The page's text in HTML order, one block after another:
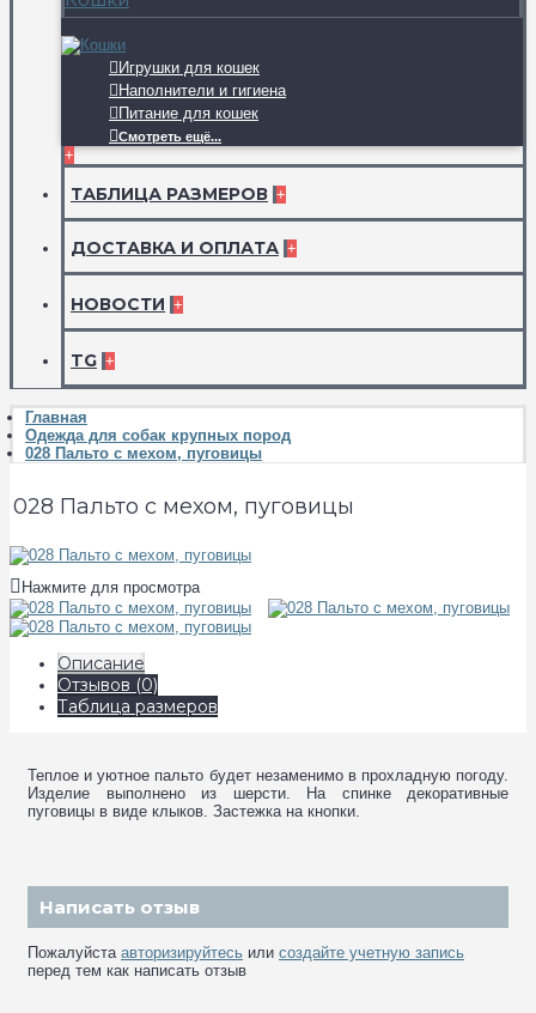
Игрушки для кошек
Наполнители и гигиена
Питание для кошек
Смотреть ещё...
+
ТАБЛИЦА РАЗМЕРОВ +
ДОСТАВКА И ОПЛАТА +
НОВОСТИ +
TG +
Главная
Одежда для собак крупных пород
028 Пальто с мехом, пуговицы
028 Пальто с мехом, пуговицы
Нажмите для просмотра
Описание
Отзывов (0)
Таблица размеров
Теплое и уютное пальто будет незаменимо в прохладную погоду.
Изделие выполнено из шерсти. На спинке декоративные
пуговицы в виде клыков. Застежка на кнопки.
Написать отзыв
Пожалуйста авторизируйтесь или создайте учетную запись
перед тем как написать отзыв